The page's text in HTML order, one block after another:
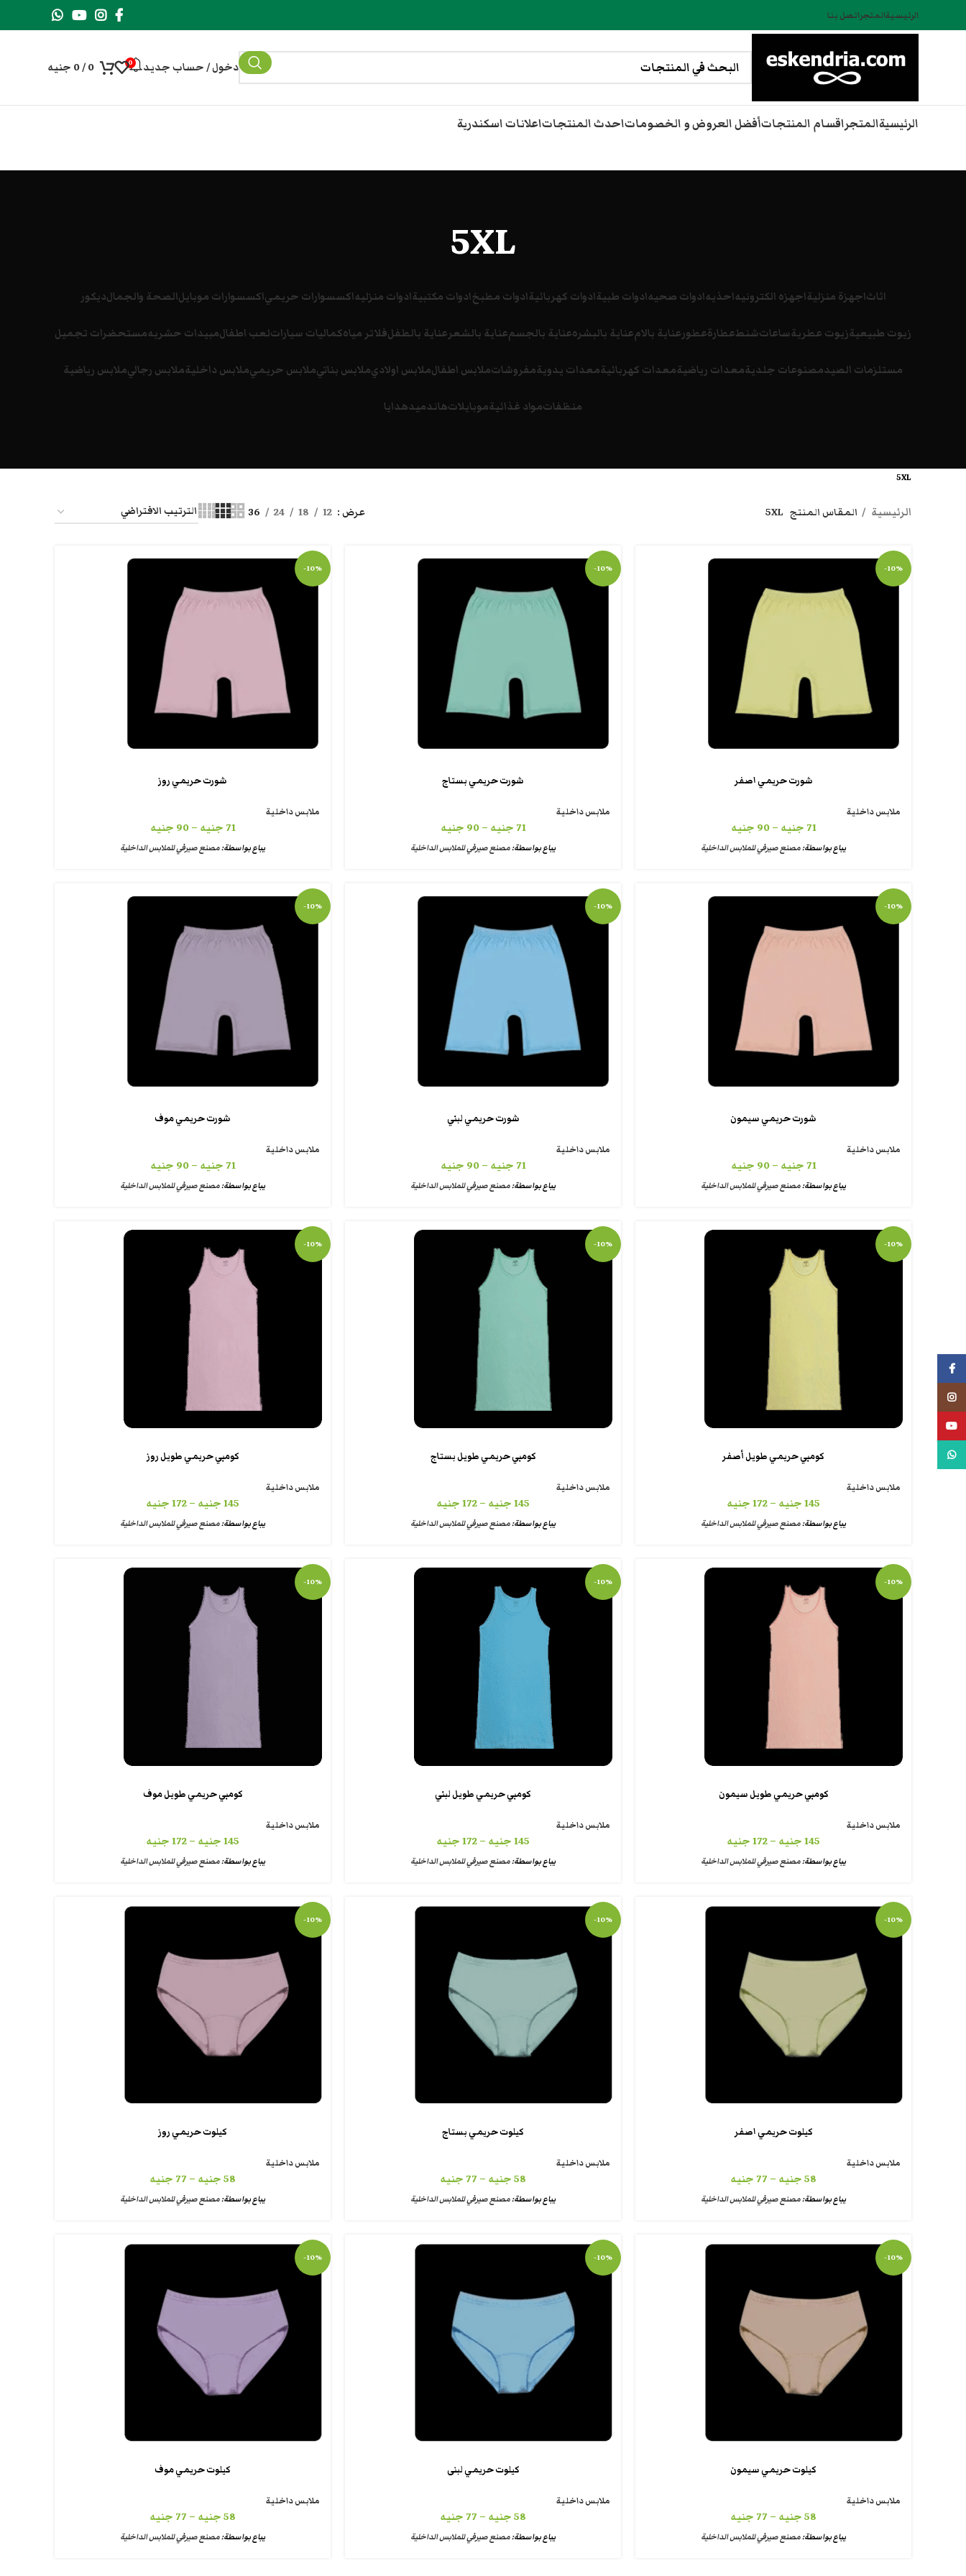
الرئيسيةالمتجراتصل بنا
دخول / حساب جديد 0
0
/
0 جنيه
الرئيسيةالمتجراقسام المنتجاتأفضل العروض و الخصوماتاحدث المنتجاتاعلانات اسكندرية
5XL
اثاثاجهزة منزليةاجهزه الكترونيهاحذيهادوات صحيهادوات طبيةادوات كهربائيةادوات مطبخادوات مكتبيةادوات منزليهاكسسوارات حريمياكسسوارات موبايلالصحة والجمالديكور
زيوت طبيعيةزيوت عطريةساعاتشنطعطارةعطورعناية بالامعناية بالبشرهعناية بالجسمعناية بالشعرعناية بالطفلفلاتر مياهكماليات سياراتلعب اطفالمبيدات حشريهمستحضرات تجميل
مستلزمات الصيدمصنوعات جلديةمعدات رياضيةمعدات كهربائيةمعدات يدويةمفروشاتملابس اطفالملابس اولاديملابس بناتيملابس حريميملابس داخليةملابس رجاليملابس رياضية
منظفاتمواد غذائيةموبايلاتهاندميدهدايا
5XL
الرئيسية المقاس المنتج 5XL عرض 12
18
24
36
-10%
شورت حريمي اصفر
ملابس داخلية
71 جنيه –
90 جنيه
يباع بواسطة:مصنع صيرفي للملابس الداخلية
-10%
شورت حريمي بستاج
ملابس داخلية
71 جنيه –
90 جنيه
يباع بواسطة:مصنع صيرفي للملابس الداخلية
-10%
شورت حريمي روز
ملابس داخلية
71 جنيه –
90 جنيه
يباع بواسطة:مصنع صيرفي للملابس الداخلية
-10%
شورت حريمي سيمون
ملابس داخلية
71 جنيه –
90 جنيه
يباع بواسطة:مصنع صيرفي للملابس الداخلية
-10%
شورت حريمي لبني
ملابس داخلية
71 جنيه –
90 جنيه
يباع بواسطة:مصنع صيرفي للملابس الداخلية
-10%
شورت حريمي موف
ملابس داخلية
71 جنيه –
90 جنيه
يباع بواسطة:مصنع صيرفي للملابس الداخلية
-10%
كومبي حريمي طويل أصفر
ملابس داخلية
145جنيه –
172جنيه
يباع بواسطة:مصنع صيرفي للملابس الداخلية
-10%
كومبي حريمي طويل بستاج
ملابس داخلية
145جنيه –
172جنيه
يباع بواسطة:مصنع صيرفي للملابس الداخلية
-10%
كومبي حريمي طويل روز
ملابس داخلية
145جنيه –
172جنيه
يباع بواسطة:مصنع صيرفي للملابس الداخلية
-10%
كومبي حريمي طويل سيمون
ملابس داخلية
145جنيه –
172جنيه
يباع بواسطة:مصنع صيرفي للملابس الداخلية
-10%
كومبي حريمي طويل لبني
ملابس داخلية
145جنيه –
172جنيه
يباع بواسطة:مصنع صيرفي للملابس الداخلية
-10%
كومبي حريمي طويل موف
ملابس داخلية
145جنيه –
172جنيه
يباع بواسطة:مصنع صيرفي للملابس الداخلية
-10%
كيلوت حريمي اصفر
ملابس داخلية
58جنيه –
77 جنيه
يباع بواسطة:مصنع صيرفي للملابس الداخلية
-10%
كيلوت حريمي بستاج
ملابس داخلية
58جنيه –
77 جنيه
يباع بواسطة:مصنع صيرفي للملابس الداخلية
-10%
كيلوت حريمي روز
ملابس داخلية
58جنيه –
77 جنيه
يباع بواسطة:مصنع صيرفي للملابس الداخلية
-10%
كيلوت حريمي سيمون
ملابس داخلية
58جنيه –
77 جنيه
يباع بواسطة:مصنع صيرفي للملابس الداخلية
-10%
كيلوت حريمي لبنى
ملابس داخلية
58جنيه –
77 جنيه
يباع بواسطة:مصنع صيرفي للملابس الداخلية
-10%
كيلوت حريمي موف
ملابس داخلية
58جنيه –
77 جنيه
يباع بواسطة:مصنع صيرفي للملابس الداخلية